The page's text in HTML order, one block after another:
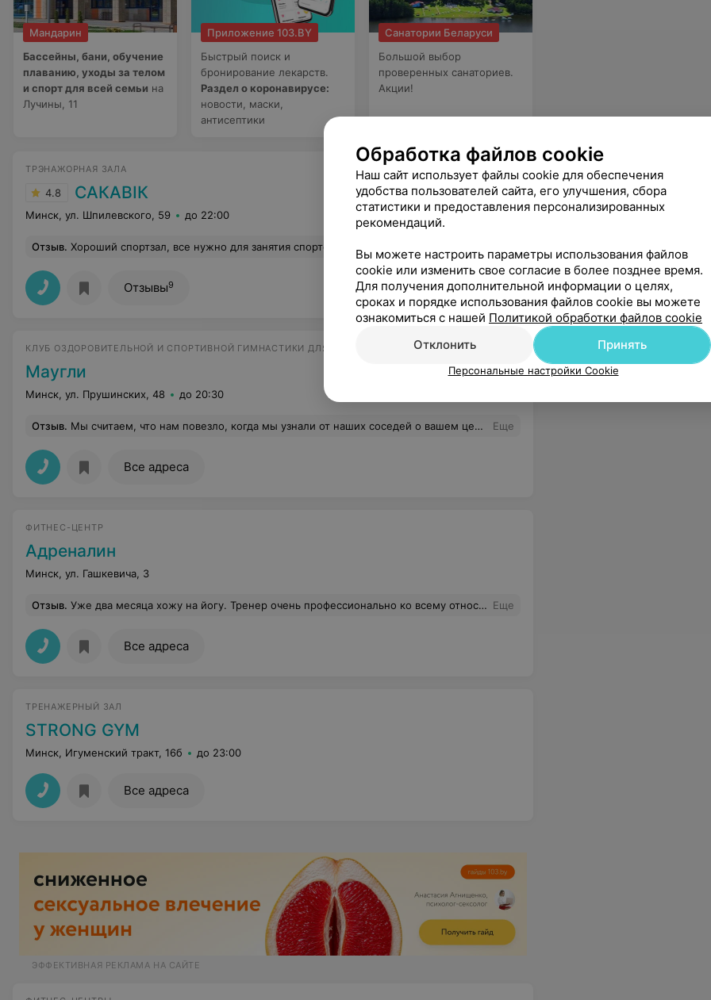
Мандарин
Бассейны, бани, обучение
плаванию, уходы за телом
и спорт для всей семьи на
Лучины, 11
Приложение 103.BY
Быстрый поиск и
бронирование лекарств.
Раздел о коронавирусе:
новости, маски,
антисептики
Санатории Беларуси
Большой выбор
проверенных санаториев.
Акции!
ТРЭНАЖОРНАЯ ЗАЛА
4.8 САКАВIК
Минск, ул. Шпилевского, 59 до 22:00
Отзыв. Хороший спортзал, все нужно для занятия спортом, хороший тренер, не многолюдно.
Отзывы9
КЛУБ ОЗДОРОВИТЕЛЬНОЙ И СПОРТИВНОЙ ГИМНАСТИКИ ДЛЯ ДЕТЕЙ
Маугли
Минск, ул. Прушинских, 48 до 20:30
Отзыв. Мы считаем, что нам повезло, когда мы узнали от наших соседей о вашем центре. Приведя нашего сына к нашему тренеру мы увидели профессиональное отношение к работе, точное понимание детей, умение объяснить и показать что они должны сделать и самое главное, огромное терпение такого большого человека, к этим козявкам. Можно еще много написать, но главное что ребенок с удовольствием, особенно в зал на Калиновского, ходит на тренировки. Спасибо большое вам за работу! Еще
Все адреса
ФИТНЕС-ЦЕНТР
Адреналин
Минск, ул. Гашкевича, 3
Отзыв. Уже два месяца хожу на йогу. Тренер очень профессионально ко всему относится, очень нравится ее подход. Первые результаты уже есть, поэтому буду продолжать. Рекомендую! Еще
Все адреса
ТРЕНАЖЕРНЫЙ ЗАЛ
STRONG GYM
Минск, Игуменский тракт, 16б до 23:00
Все адреса
ЭФФЕКТИВНАЯ РЕКЛАМА НА САЙТЕ
Обработка файлов cookie
Наш сайт использует файлы cookie для обеспечения
удобства пользователей сайта, его улучшения, сбора
статистики и предоставления персонализированных
рекомендаций.
Вы можете настроить параметры использования файлов
cookie или изменить свое согласие в более позднее время.
Для получения дополнительной информации о целях,
сроках и порядке использования файлов cookie вы можете
ознакомиться с нашей Политикой обработки файлов cookie
Отклонить
Принять
Персональные настройки Cookie